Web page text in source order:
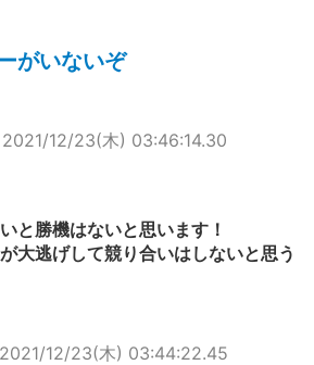
がいないぞ
2021/12/23(木) 03:46:14.30
と勝機はないと思います！
大逃げして競り合いはしないと思う
2021/12/23(木) 03:44:22.45